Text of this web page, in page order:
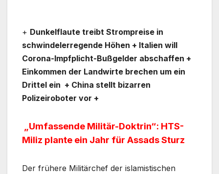
+ Dunkelflaute treibt Strompreise in
schwindelerregende Höhen + Italien will
Corona-Impfplicht-Bußgelder abschaffen +
Einkommen der Landwirte brechen um ein
Drittel ein + China stellt bizarren
Polizeiroboter vor +
„Umfassende Militär-Doktrin“: HTS-
Miliz plante ein Jahr für Assads Sturz
Der frühere Militärchef der islamistischen